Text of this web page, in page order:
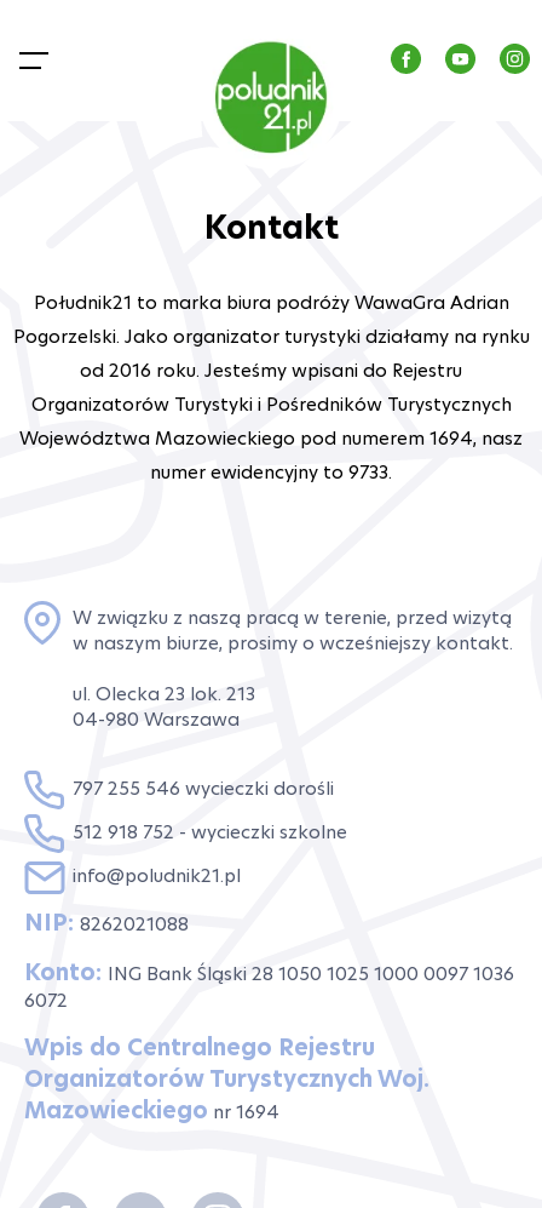
Kontakt
Południk21 to marka biura podróży WawaGra Adrian
Pogorzelski. Jako organizator turystyki działamy na rynku
od 2016 roku. Jesteśmy wpisani do Rejestru
Organizatorów Turystyki i Pośredników Turystycznych
Województwa Mazowieckiego pod numerem 1694, nasz
numer ewidencyjny to 9733.
W związku z naszą pracą w terenie, przed wizytą
w naszym biurze, prosimy o wcześniejszy kontakt.
ul. Olecka 23 lok. 213
04-980 Warszawa
797 255 546 wycieczki dorośli
512 918 752 - wycieczki szkolne
info@poludnik21.pl
NIP: 8262021088
Konto: ING Bank Śląski 28 1050 1025 1000 0097 1036
6072
Wpis do Centralnego Rejestru
Organizatorów Turystycznych Woj.
Mazowieckiego nr 1694